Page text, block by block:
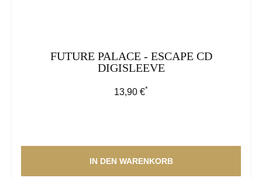
FUTURE PALACE - ESCAPE CD
DIGISLEEVE
Regulärer Preis:
13,90 €*
IN DEN WARENKORB